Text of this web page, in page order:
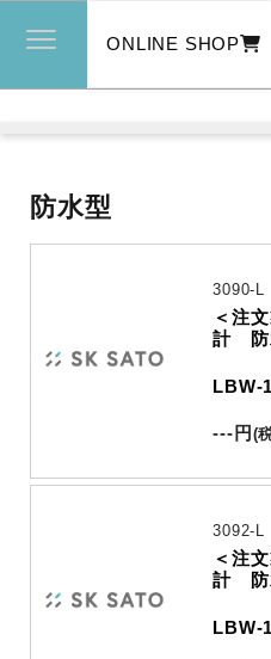
ONLINE SHOP
防水型
3090-L
＜注
計 防
LBW-
--- 円 (
3092-L
＜注
計 防
LBW-